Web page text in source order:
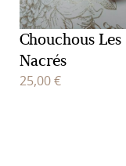
Chouchous Les
Nacrés
25,00 €